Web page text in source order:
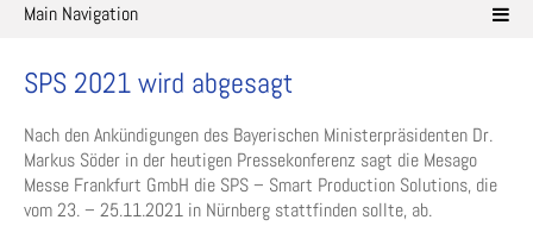
Main Navigation
SPS 2021 wird abgesagt
Nach den Ankündigungen des Bayerischen Ministerpräsidenten Dr.
Markus Söder in der heutigen Pressekonferenz sagt die Mesago
Messe Frankfurt GmbH die SPS – Smart Production Solutions, die
vom 23. – 25.11.2021 in Nürnberg stattfinden sollte, ab.